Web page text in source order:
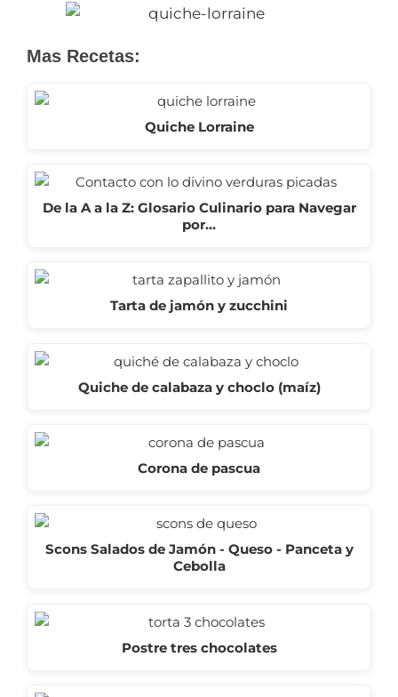
Mas Recetas:
Quiche Lorraine
De la A a la Z: Glosario Culinario para Navegar
por…
Tarta de jamón y zucchini
Quiche de calabaza y choclo (maíz)
Corona de pascua
Scons Salados de Jamón - Queso - Panceta y
Cebolla
Postre tres chocolates